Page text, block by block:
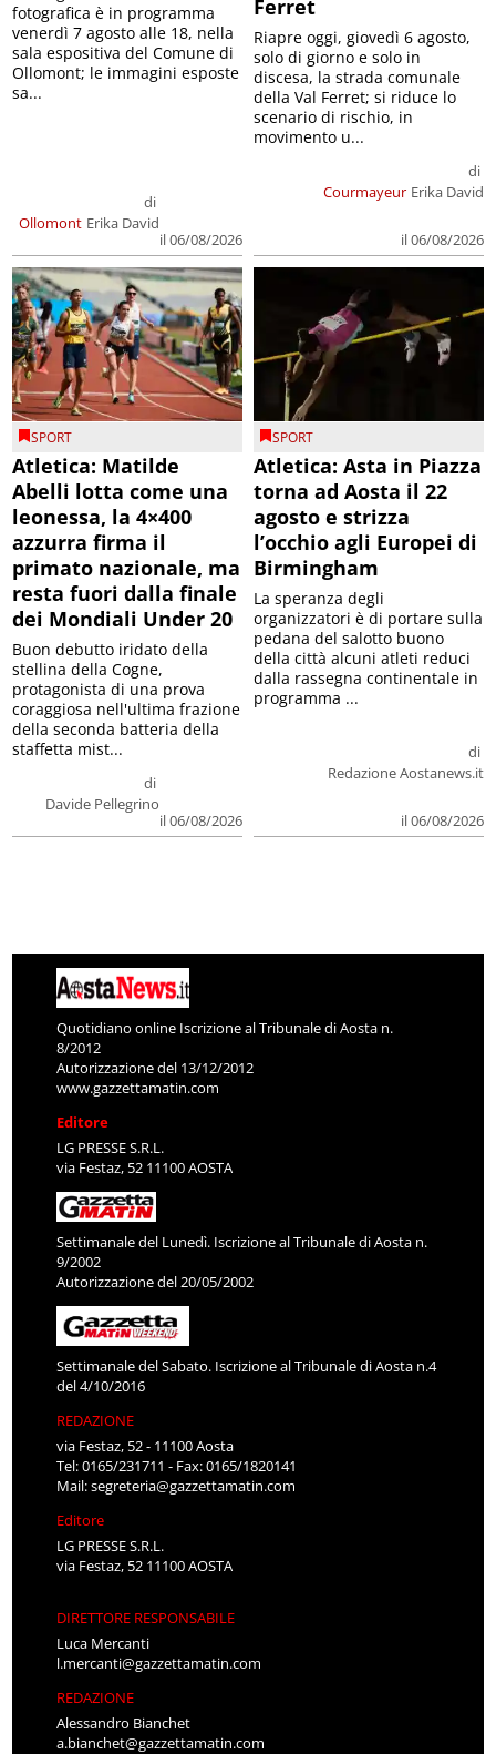
Ollomont
di
Erika David
il 06/08/2026
fotografica è in programma
venerdì 7 agosto alle 18, nella
sala espositiva del Comune di
Ollomont; le immagini esposte
sa...
Ferret
Courmayeur
di
Erika David
il 06/08/2026
Riapre oggi, giovedì 6 agosto,
solo di giorno e solo in
discesa, la strada comunale
della Val Ferret; si riduce lo
scenario di rischio, in
movimento u...
SPORT
Atletica: Matilde
Abelli lotta come una
leonessa, la 4×400
azzurra firma il
primato nazionale, ma
resta fuori dalla finale
dei Mondiali Under 20
di
Davide Pellegrino
il 06/08/2026
Buon debutto iridato della
stellina della Cogne,
protagonista di una prova
coraggiosa nell'ultima frazione
della seconda batteria della
staffetta mist...
SPORT
Atletica: Asta in Piazza
torna ad Aosta il 22
agosto e strizza
l’occhio agli Europei di
Birmingham
di
Redazione Aostanews.it
il 06/08/2026
La speranza degli
organizzatori è di portare sulla
pedana del salotto buono
della città alcuni atleti reduci
dalla rassegna continentale in
programma ...
Quotidiano online Iscrizione al Tribunale di Aosta n.
8/2012
Autorizzazione del 13/12/2012
www.gazzettamatin.com
Editore
LG PRESSE S.R.L.
via Festaz, 52 11100 AOSTA
Settimanale del Lunedì. Iscrizione al Tribunale di Aosta n.
9/2002
Autorizzazione del 20/05/2002
Settimanale del Sabato. Iscrizione al Tribunale di Aosta n.4
del 4/10/2016
REDAZIONE
via Festaz, 52 - 11100 Aosta
Tel: 0165/231711 - Fax: 0165/1820141
Mail:segreteria@gazzettamatin.com
Editore
LG PRESSE S.R.L.
via Festaz, 52 11100 AOSTA
DIRETTORE RESPONSABILE
Luca Mercanti
l.mercanti@gazzettamatin.com
REDAZIONE
Alessandro Bianchet
a.bianchet@gazzettamatin.com